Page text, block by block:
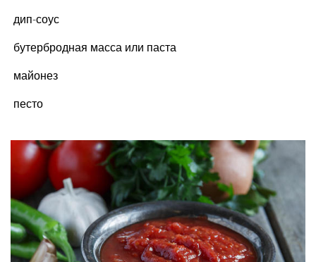
дип-соус
бутербродная масса или паста
майонез
песто